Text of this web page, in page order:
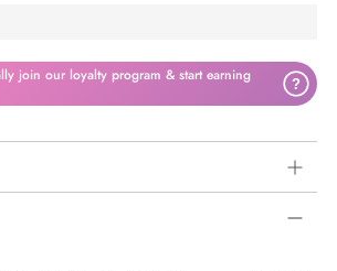
join our loyalty program & start earning
?